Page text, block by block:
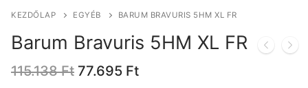
KEZDŐLAP EGYÉB BARUM BRAVURIS 5HM XL FR
Barum Bravuris 5HM XL FR
115.138Ft Original
77.695 FtCurrent